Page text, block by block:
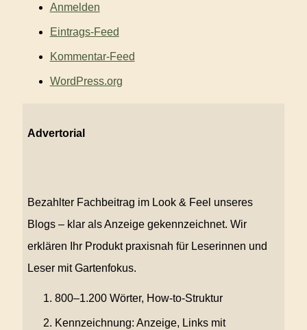
Anmelden
Eintrags-Feed
Kommentar-Feed
WordPress.org
Advertorial
Bezahlter Fachbeitrag im Look & Feel unseres
Blogs – klar als Anzeige gekennzeichnet. Wir
erklären Ihr Produkt praxisnah für Leserinnen und
Leser mit Gartenfokus.
800–1.200 Wörter, How-to-Struktur
Kennzeichnung: Anzeige, Links mit